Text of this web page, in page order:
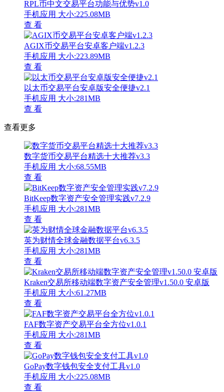
RPL币中文交易平台功能与优势v1.0
手机应用 大小:225.08MB
查 看
AGIX币交易平台安卓客户端v1.2.3
手机应用 大小:223.89MB
查 看
以太币交易平台安卓版安全便捷v2.1
手机应用 大小:281MB
查 看
查看更多
数字货币交易平台精选十大推荐v3.3
手机应用 大小:68.55MB
查 看
BitKeep数字资产安全管理实践v7.2.9
手机应用 大小:281MB
查 看
英为财情全球金融数据平台v6.3.5
手机应用 大小:281MB
查 看
Kraken交易所移动端数字资产安全管理v1.50.0 安卓版
手机应用 大小:61.27MB
查 看
FAF数字资产交易平台全方位v1.0.1
手机应用 大小:281MB
查 看
GoPay数字钱包安全支付工具v1.0
手机应用 大小:225.08MB
查 看